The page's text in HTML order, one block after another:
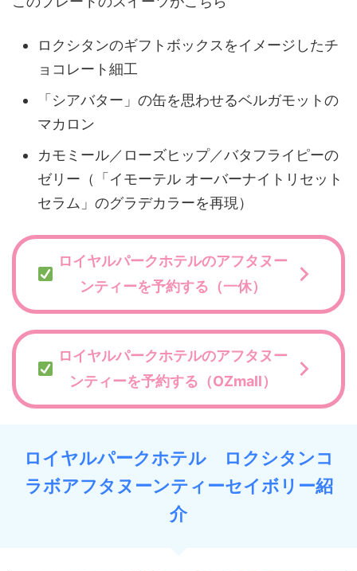
ロクシタンのギフトボックスをイメージしたチ
ョコレート細工
「シアバター」の缶を思わせるベルガモットの
マカロン
カモミール／ローズヒップ／バタフライピーの
ゼリー（「イモーテル オーバーナイトリセット
セラム」のグラデカラーを再現）
ロイヤルパークホテルのアフタヌー
ンティーを予約する（一休）
ロイヤルパークホテルのアフタヌー
ンティーを予約する（OZmall）
ロイヤルパークホテル ロクシタンコ
ラボアフタヌーンティーセイボリー紹
介